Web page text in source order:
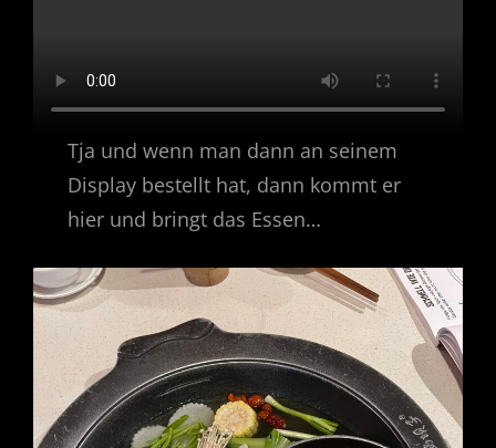
Tja und wenn man dann an seinem
Display bestellt hat, dann kommt er
hier und bringt das Essen…